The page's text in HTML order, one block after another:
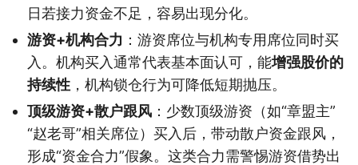
日若接力资金不足，容易出现分化。
游资+机构合力 ：游资席位与机构专用席位同时买
入。机构买入通常代表基本面认可，能增强股价的
持续性 ，机构锁仓行为可降低短期抛压。
顶级游资+散户跟风 ：少数顶级游资（如“章盟主”
“赵老哥”相关席位）买入后，带动散户资金跟风，
形成“资金合力”假象。这类合力需警惕游资借势出